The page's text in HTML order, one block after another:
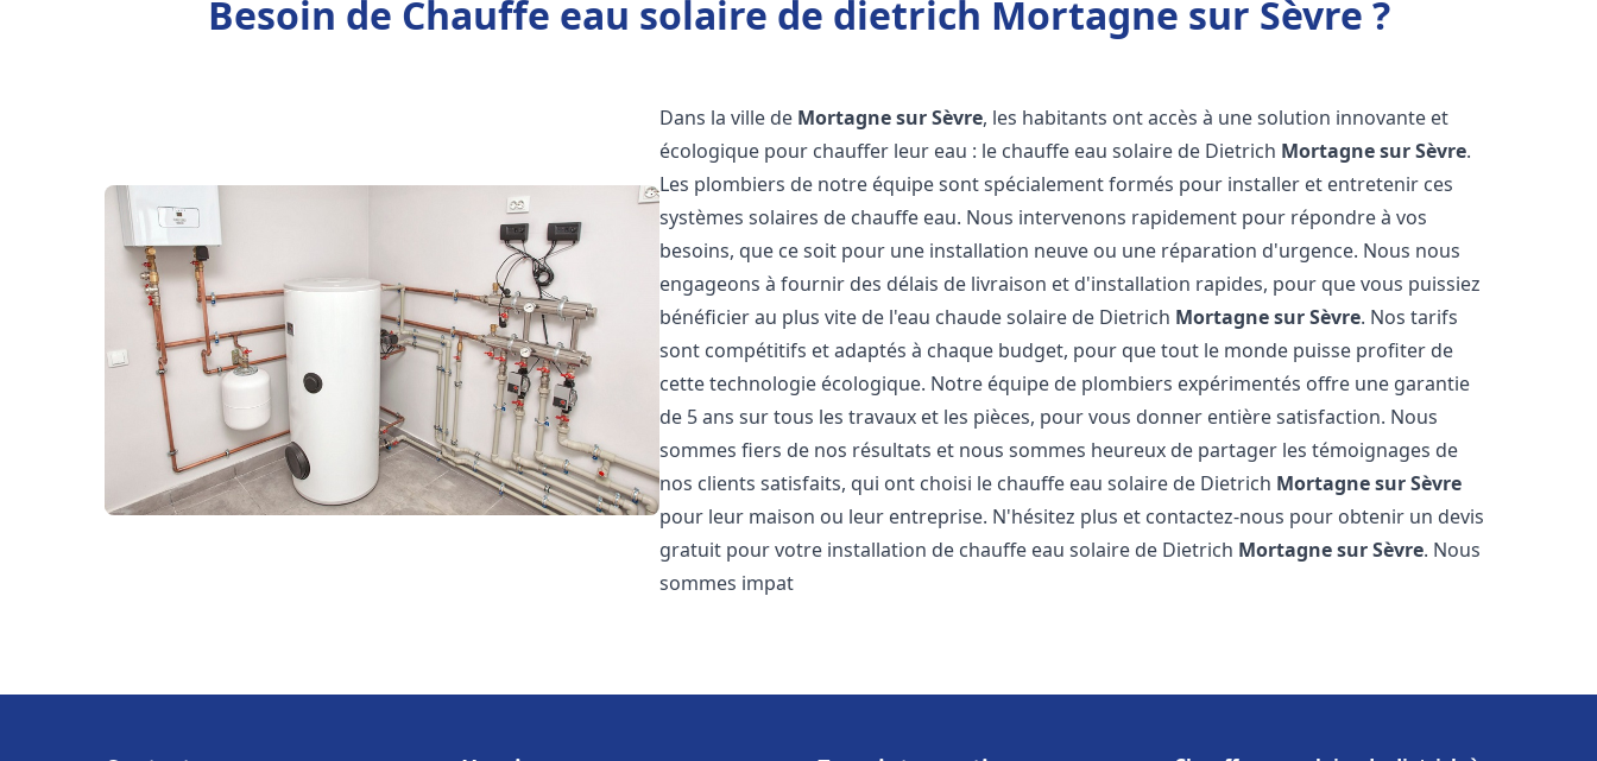
Besoin de Chauffe eau solaire de dietrich Mortagne sur Sèvre ?
Dans la ville de Mortagne sur Sèvre, les habitants ont accès à une solution innovante et
écologique pour chauffer leur eau : le chauffe eau solaire de Dietrich Mortagne sur Sèvre.
Les plombiers de notre équipe sont spécialement formés pour installer et entretenir ces
systèmes solaires de chauffe eau. Nous intervenons rapidement pour répondre à vos
besoins, que ce soit pour une installation neuve ou une réparation d'urgence. Nous nous
engageons à fournir des délais de livraison et d'installation rapides, pour que vous puissiez
bénéficier au plus vite de l'eau chaude solaire de Dietrich Mortagne sur Sèvre. Nos tarifs
sont compétitifs et adaptés à chaque budget, pour que tout le monde puisse profiter de
cette technologie écologique. Notre équipe de plombiers expérimentés offre une garantie
de 5 ans sur tous les travaux et les pièces, pour vous donner entière satisfaction. Nous
sommes fiers de nos résultats et nous sommes heureux de partager les témoignages de
nos clients satisfaits, qui ont choisi le chauffe eau solaire de Dietrich Mortagne sur Sèvre
pour leur maison ou leur entreprise. N'hésitez plus et contactez-nous pour obtenir un devis
gratuit pour votre installation de chauffe eau solaire de Dietrich Mortagne sur Sèvre. Nous
sommes impat